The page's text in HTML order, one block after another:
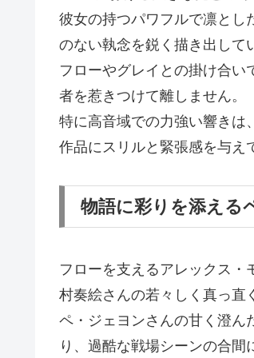
彼女の持つパワフルで凛とし
のない執念を鋭く描き出して
フローやグレイとの掛け合い
者を惹きつけて離しません。
特に高音域での力強い響きは
作品にスリルと緊張感を与え
物語に彩りを添える
フローを支えるアレックス・
村奏絵さんの若々しく真っ直
ペ・ジェヨンさんの甘く澄ん
り、過酷な戦場シーンの合間